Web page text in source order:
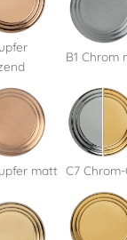
B1 Chrom
matt C7